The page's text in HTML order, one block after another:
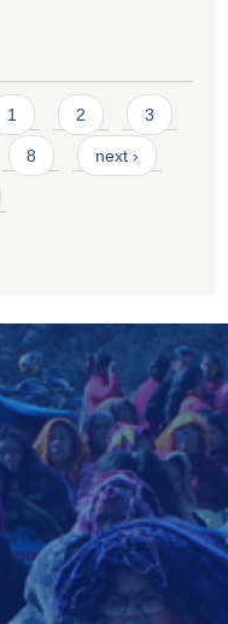
1 2 3
8 next ›